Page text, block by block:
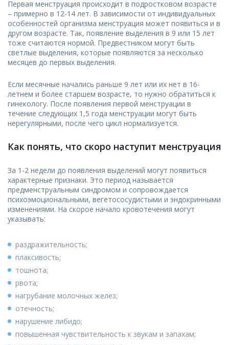
Первая менструация происходит в подростковом возрасте
– примерно в 12-14 лет. В зависимости от индивидуальных
особенностей организма менструация может появиться и в
другом возрасте. Так, появление выделения в 9 или 15 лет
тоже считаются нормой. Предвестником могут быть
светлые выделения, которые появляются за несколько
месяцев до первых выделения.
Если месячные начались раньше 9 лет или их нет в 16-
летнем и более старшем возрасте, то нужно обратиться к
гинекологу. После появления первой менструации в
течение следующих 1,5 года менструации могут быть
нерегулярными, после чего цикл нормализуется.
Как понять, что скоро наступит менструация
За 1-2 недели до появления выделений могут появиться
характерные признаки. Это период называется
предменструальным синдромом и сопровождается
психоэмоциональными, вегетососудистыми и эндокринными
изменениями. На скорое начало кровотечения могут
указывать:
раздражительность;
плаксивость;
тошнота;
рвота;
нагрубание молочных желез;
отечность;
нарушение либидо;
повышенная чувствительность к звукам и запахам;